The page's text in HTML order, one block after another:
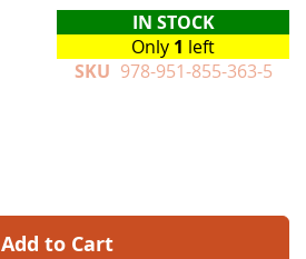
IN STOCK
Only 1 left
SKU 978-951-855-363-5
Add to Cart